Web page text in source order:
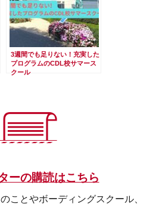
3週間でも足りない！充実した
プログラムのCDL校サマース
クール
ーの購読はこちら
ことやボーディングスクール、